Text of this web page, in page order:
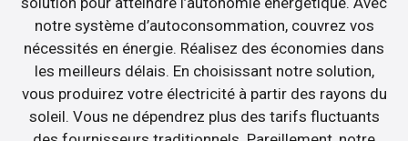
notre système d’autoconsommation, couvrez vos
nécessités en énergie. Réalisez des économies dans
les meilleurs délais. En choisissant notre solution,
vous produirez votre électricité à partir des rayons du
soleil. Vous ne dépendrez plus des tarifs fluctuants